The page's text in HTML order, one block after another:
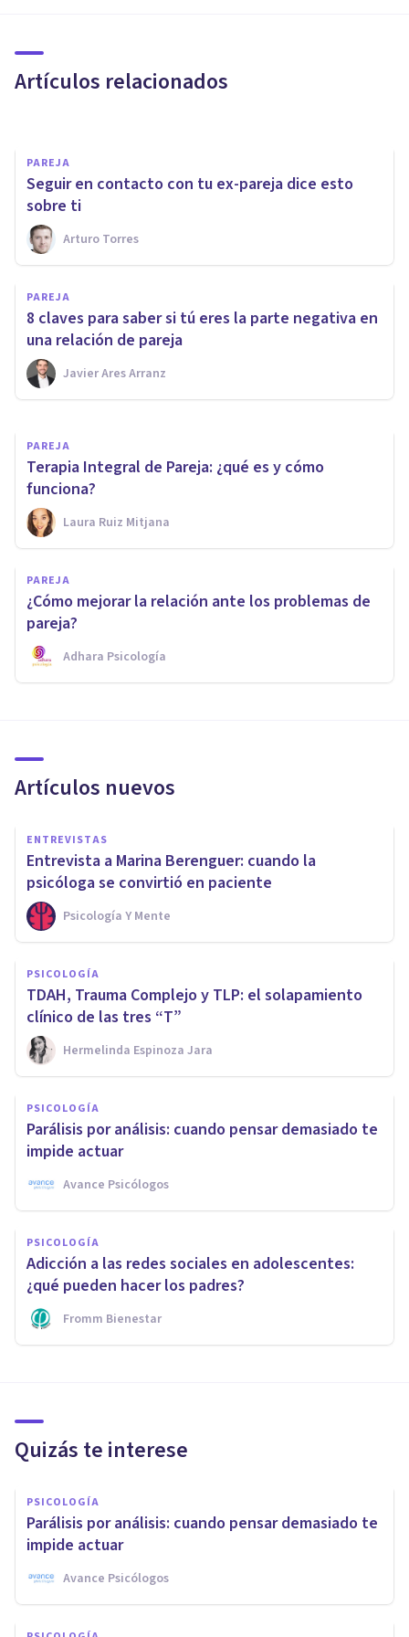
Artículos relacionados
hacer
PAREJA
Seguir en contacto con tu ex-pareja dice esto
sobre ti
Arturo Torres
PAREJA
8 claves para saber si tú eres la parte negativa en
una relación de pareja
Javier Ares Arranz
PAREJA
Falta de comunicación en la
pareja: 8 maneras en las que
se expresa
Andrés Carrillo
PAREJA
Terapia Integral de Pareja: ¿qué es y cómo
funciona?
Laura Ruiz Mitjana
PAREJA
¿Cómo mejorar la relación ante los problemas de
pareja?
Adhara Psicología
Artículos nuevos
ENTREVISTAS
Entrevista a Marina Berenguer: cuando la
psicóloga se convirtió en paciente
Psicología Y Mente
PSICOLOGÍA
TDAH, Trauma Complejo y TLP: el solapamiento
clínico de las tres “T”
Hermelinda Espinoza Jara
PSICOLOGÍA
Parálisis por análisis: cuando pensar demasiado te
impide actuar
Avance Psicólogos
PSICOLOGÍA
Adicción a las redes sociales en adolescentes:
¿qué pueden hacer los padres?
Fromm Bienestar
Quizás te interese
PSICOLOGÍA
Parálisis por análisis: cuando pensar demasiado te
impide actuar
Avance Psicólogos